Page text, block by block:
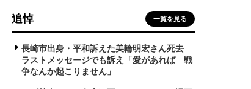
追悼 一覧を見る
長崎市出身・平和訴えた美輪明宏さん死去
ラストメッセージでも訴え「愛があれば 戦
争なんか起こりません」